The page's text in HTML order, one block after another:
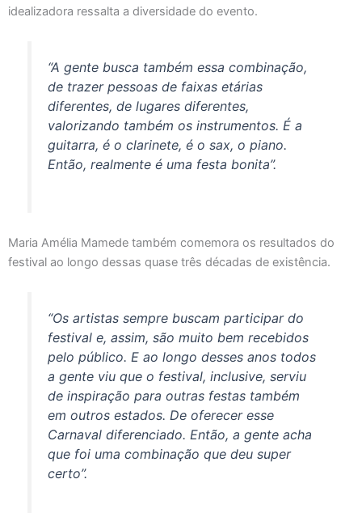
idealizadora ressalta a diversidade do evento.
“A gente busca também essa combinação,
de trazer pessoas de faixas etárias
diferentes, de lugares diferentes,
valorizando também os instrumentos. É a
guitarra, é o clarinete, é o sax, o piano.
Então, realmente é uma festa bonita”.
Maria Amélia Mamede também comemora os resultados do
festival ao longo dessas quase três décadas de existência.
“Os artistas sempre buscam participar do
festival e, assim, são muito bem recebidos
pelo público. E ao longo desses anos todos
a gente viu que o festival, inclusive, serviu
de inspiração para outras festas também
em outros estados. De oferecer esse
Carnaval diferenciado. Então, a gente acha
que foi uma combinação que deu super
certo”.